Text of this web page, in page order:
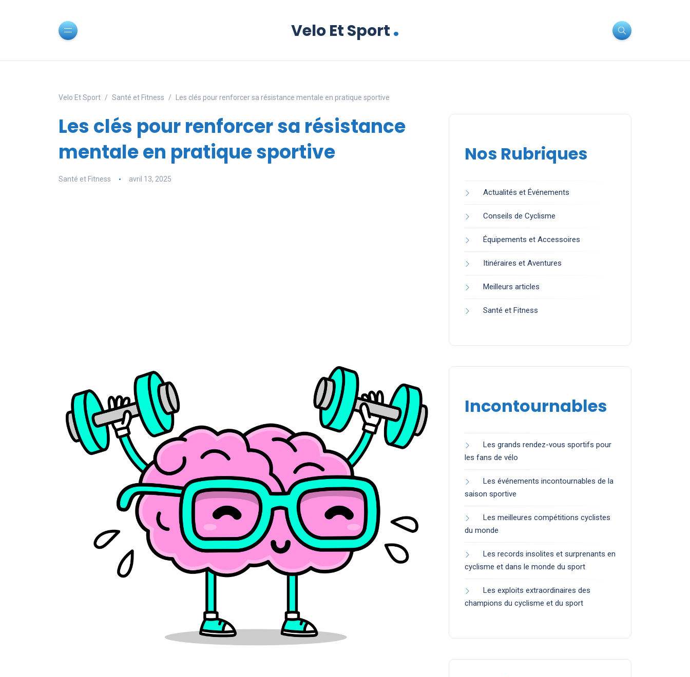
Velo Et Sport.
Velo Et Sport Santé et Fitness Les clés pour renforcer sa résistance mentale en pratique sportive
Les clés pour renforcer sa résistance
mentale en pratique sportive
Santé et Fitness avril 13, 2025
Nos Rubriques
Actualités et Événements
Conseils de Cyclisme
Équipements et Accessoires
Itinéraires et Aventures
Meilleurs articles
Santé et Fitness
Incontournables
Les grands rendez-vous sportifs pour
les fans de vélo
Les événements incontournables de la
saison sportive
Les meilleures compétitions cyclistes
du monde
Les records insolites et surprenants en
cyclisme et dans le monde du sport
Les exploits extraordinaires des
champions du cyclisme et du sport